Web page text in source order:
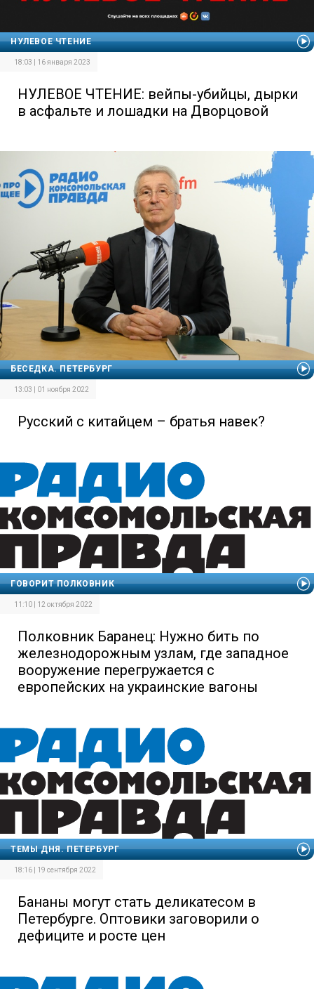
НУЛЕВОЕ ЧТЕНИЕ
18:03 | 16 января 2023
НУЛЕВОЕ ЧТЕНИЕ: вейпы-убийцы, дырки
в асфальте и лошадки на Дворцовой
БЕСЕДКА. ПЕТЕРБУРГ
13:03 | 01 ноября 2022
Русский с китайцем – братья навек?
ГОВОРИТ ПОЛКОВНИК
11:10 | 12 октября 2022
Полковник Баранец: Нужно бить по
железнодорожным узлам, где западное
вооружение перегружается с
европейских на украинские вагоны
ТЕМЫ ДНЯ. ПЕТЕРБУРГ
18:16 | 19 сентября 2022
Бананы могут стать деликатесом в
Петербурге. Оптовики заговорили о
дефиците и росте цен